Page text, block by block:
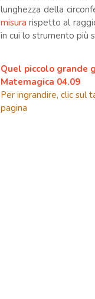
lunghezza della
misura rispetto al
in cui lo strumento più
Quel piccolo grande
Matemagica 04.09
Per ingrandire, clic sul
pagina